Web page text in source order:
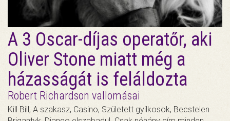
A 3 Oscar-díjas operatőr, aki
Oliver Stone miatt még a
házasságát is feláldozta
Robert Richardson vallomásai
Kill Bill, A szakasz, Casino, Született gyilkosok, Becstelen